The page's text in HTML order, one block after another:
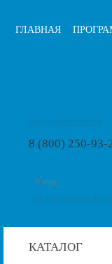
ГЛАВНАЯ
8 (800) 250-93-
КАТАЛОГ